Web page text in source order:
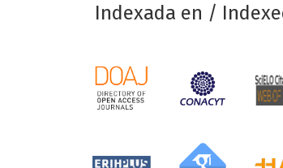
Indexada en /